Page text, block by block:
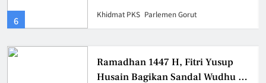
Mootilango, Ajak Jamaah
Tingkatkan Kedermawanan Sosial
Khidmat PKS Parlemen Gorut
Ramadhan 1447 H, Fitri Yusup
Husain Bagikan Sandal Wudhu ke
10